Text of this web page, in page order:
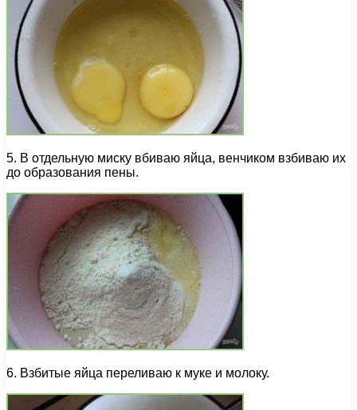
5. В отдельную миску вбиваю яйца, венчиком взбиваю их
до образования пены.
6. Взбитые яйца переливаю к муке и молоку.